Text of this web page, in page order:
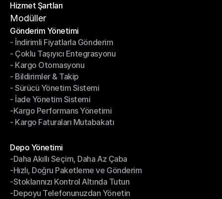
Gizlilik Politikası
Hizmet Şartları
Hizmet Şartları
Modüller
Gönderim Yönetimi
Gönderim Yönetimi
- İndirimli Fiyatlarla Gönderim
- İndirimli Fiyatlarla Gönderim
- Çoklu Taşıyıcı Entegrasyonu
- Çoklu Taşıyıcı Entegrasyonu
- Kargo Otomasyonu
- Kargo Otomasyonu
- Bildirimler & Takip
- Bildirimler & Takip
- Sürücü Yönetim Sistemi
- Sürücü Yönetim Sistemi
- İade Yönetim Sistemi
- İade Yönetim Sistemi
-Kargo Performans Yönetimi
-Kargo Performans Yönetimi
- Kargo Faturaları Mutabakatı
Depo Yönetimi
Depo Yönetimi
-Daha Akıllı Seçim, Daha Az Çaba
-Daha Akıllı Seçim, Daha Az Çaba
-Hızlı, Doğru Paketleme ve Gönderim
-Hızlı, Doğru Paketleme ve Gönderim
-Stoklarınızı Kontrol Altında Tutun
-Stoklarınızı Kontrol Altında Tutun
-Depoyu Telefonunuzdan Yönetin